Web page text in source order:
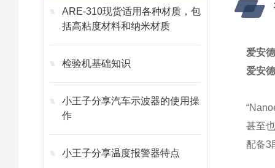
ARE-310现货适用各种材质，包
括高粘度材料和纳米材质
检验机基础知识
小王子分享汽车示波器的使用操
作
小王子分享温度报警器特点
爱安
爱安
甚至
配备3